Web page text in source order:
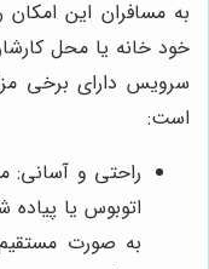
به مسافران این
خود خانه یا محل
سرویس دارای برخی
است:
راحتی و آسانی:
اتوبوس یا پیاده
به صورت